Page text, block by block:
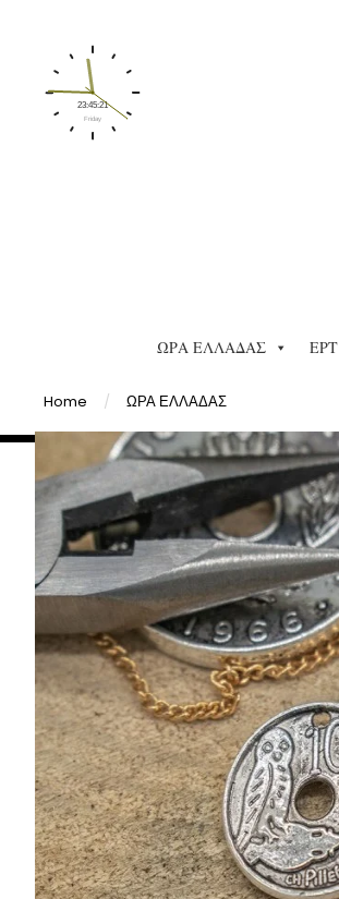
ΩΡΑ ΕΛΛΑΔΑΣ ΕΡΤ
Home / ΩΡΑ ΕΛΛΑΔΑΣ